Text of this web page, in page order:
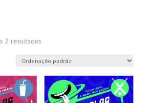
2 resultados